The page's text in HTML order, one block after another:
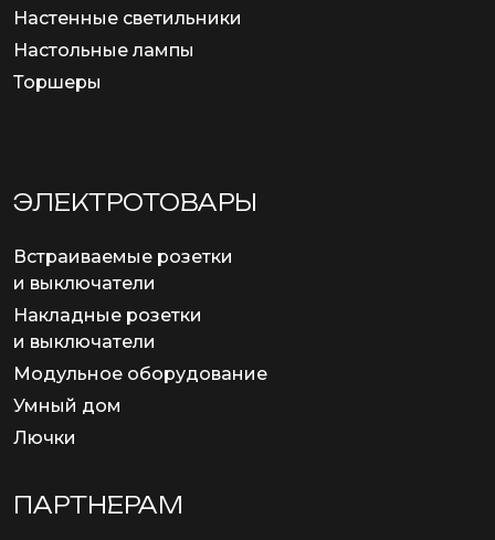
Настенные светильники
Настольные лампы
Торшеры
ЭЛЕКТРОТОВАРЫ
Встраиваемые розетки
и выключатели
Накладные розетки
и выключатели
Модульное оборудование
Умный дом
Лючки
ПАРТНЕРАМ